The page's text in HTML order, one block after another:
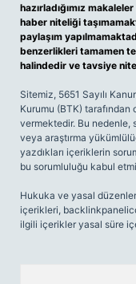
hazırladığımız
haber niteliği
paylaşım
benzerlikleri tamamen
halindedir ve tavsiye
Sitemiz, 5651 Sayılı
Kurumu (BTK) tarafından
vermektedir. Bu
veya araştırma
yazdıkları içeriklerin
bu sorumluluğu kabul
Hukuka ve yasal
içerikleri,
ilgili içerikler yasal süre